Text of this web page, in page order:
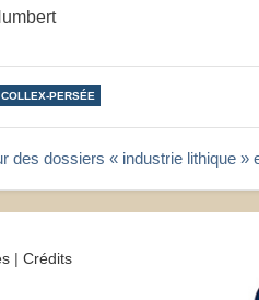
COLLEX-PERSÉE
des dossiers « industrie lithique » et
| Crédits